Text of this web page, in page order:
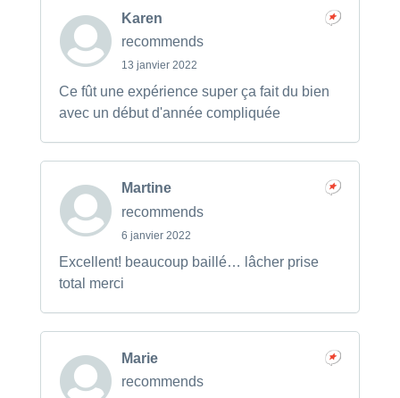
Karen
recommends
13 janvier 2022
Ce fût une expérience super ça fait du bien
avec un début d'année compliquée
Martine
recommends
6 janvier 2022
Excellent! beaucoup baillé… lâcher prise
total merci
Marie
recommends